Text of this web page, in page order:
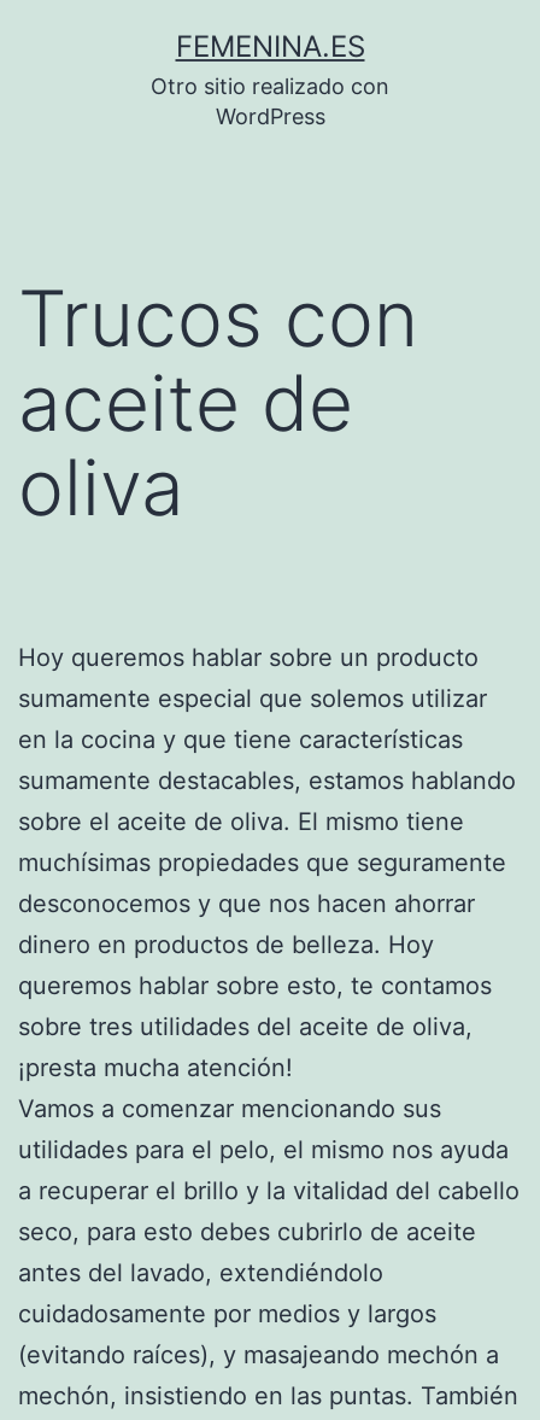
FEMENINA.ES
Otro sitio realizado con
WordPress
Trucos con
aceite de
oliva
Hoy queremos hablar sobre un producto
sumamente especial que solemos utilizar
en la cocina y que tiene características
sumamente destacables, estamos hablando
sobre el aceite de oliva. El mismo tiene
muchísimas propiedades que seguramente
desconocemos y que nos hacen ahorrar
dinero en productos de belleza. Hoy
queremos hablar sobre esto, te contamos
sobre tres utilidades del aceite de oliva,
¡presta mucha atención!
Vamos a comenzar mencionando sus
utilidades para el pelo, el mismo nos ayuda
a recuperar el brillo y la vitalidad del cabello
seco, para esto debes cubrirlo de aceite
antes del lavado, extendiéndolo
cuidadosamente por medios y largos
(evitando raíces), y masajeando mechón a
mechón, insistiendo en las puntas. También